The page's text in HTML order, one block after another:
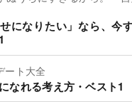
せになりたい」なら、今
ート大全
なれる考え方・ベスト1